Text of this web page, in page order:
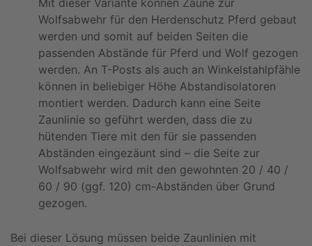
Mit dieser Variante können Zäune zur
Wolfsabwehr für den Herdenschutz Pferd gebaut
werden und somit auf beiden Seiten die
passenden Abstände für Pferd und Wolf gezogen
werden. An T-Posts als auch an Winkelstahlpfähle
können in beliebiger Höhe Abstandisolatoren
montiert werden. Dadurch kann eine Seite
Zaunlinie so geführt werden, dass die zu
hütenden Tiere mit den für sie passenden
Abständen eingezäunt sind – die Seite zur
Wolfsabwehr wird mit den gewohnten 20 / 40 /
60 / 90 (ggf. 120) cm-Abständen über Grund
gezogen.
Bei dieser Lösung müssen beide Zaunlinien mit